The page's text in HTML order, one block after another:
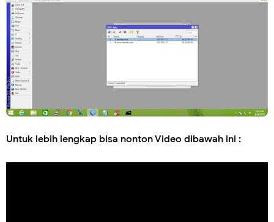
Untuk lebih lengkap bisa nonton Video dibawah ini :